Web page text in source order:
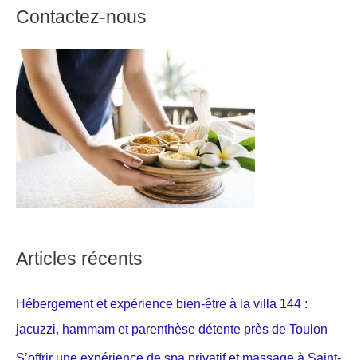
Contactez-nous
Articles récents
Hébergement et expérience bien-être à la villa 144 :
jacuzzi, hammam et parenthèse détente près de Toulon